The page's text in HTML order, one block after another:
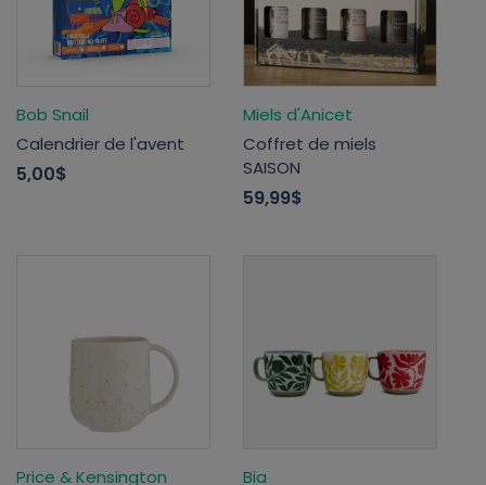
Bob Snail
Calendrier de l'avent
5,00$
Miels d'Anicet
Coffret de miels
SAISON
59,99$
Price & Kensington
Bia